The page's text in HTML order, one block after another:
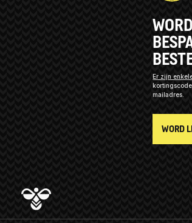
Er zijn
mailadres.
WORD